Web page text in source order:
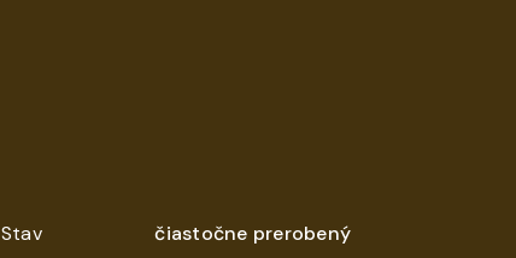
Stav čiastočne prerobený